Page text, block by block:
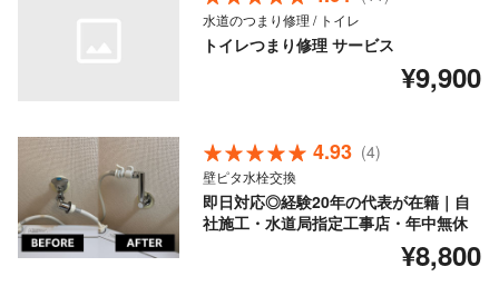
水道のつまり修理 / トイレ
トイレつまり修理 サービス
¥9,900
4.93 (4)
壁ピタ水栓交換
即日対応◎経験20年の代表が在籍｜自
社施工・水道局指定工事店・年中無休
¥8,800